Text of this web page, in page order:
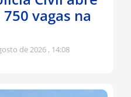
vagas na
de 2026 14:08